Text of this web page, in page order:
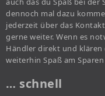
dennoch mal dazu
jederzeit über das
gerne weiter. Wenn es
Händler direkt und
weiterhin Spaß am
… schnell